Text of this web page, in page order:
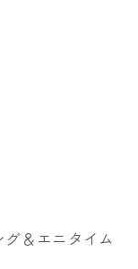
＆エニタイム